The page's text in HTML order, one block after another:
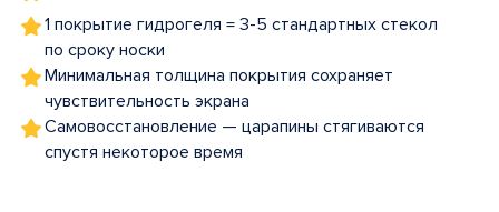
1 покрытие гидрогеля = 3-5 стандартных стекол
по сроку носки
Минимальная толщина покрытия сохраняет
чувствительность экрана
Самовосстановление — царапины стягиваются
спустя некоторое время